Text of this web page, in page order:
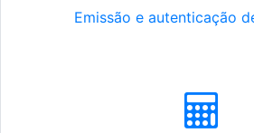
Emissão e autenticação